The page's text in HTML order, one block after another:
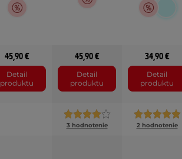
45,90 €
Detail
produktu
45,90 €
Detail
produktu
34,90 €
Detail
produktu
3 hodnotenie
2 hodnotenie